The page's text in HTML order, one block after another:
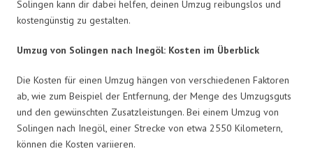
Solingen kann dir dabei helfen, deinen Umzug reibungslos und
kostengünstig zu gestalten.
Umzug von Solingen nach Inegöl: Kosten im Überblick
Die Kosten für einen Umzug hängen von verschiedenen Faktoren
ab, wie zum Beispiel der Entfernung, der Menge des Umzugsguts
und den gewünschten Zusatzleistungen. Bei einem Umzug von
Solingen nach Inegöl, einer Strecke von etwa 2550 Kilometern,
können die Kosten variieren.